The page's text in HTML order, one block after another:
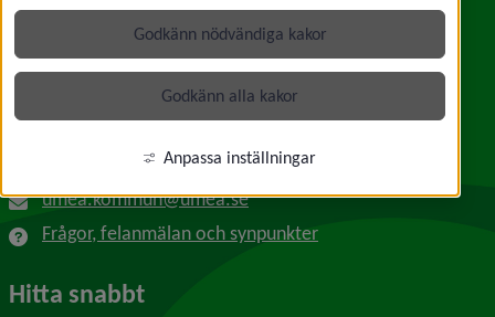
Kontakt
Umeå kommun
Länk till annan webbplats, öppnas i nytt
090-16 10 00
umea.kommun@umea.se
Frågor, felanmälan och synpunkter
Hitta snabbt
Godkänn nödvändiga kakor
Godkänn alla kakor
Anpassa inställningar